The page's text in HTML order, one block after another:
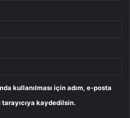
kullanılması için adım, e-posta
kaydedilsin.